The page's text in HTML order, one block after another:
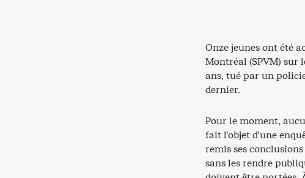
Onze jeunes ont été
Montréal (SPVM) sur
ans, tué par un
dernier.
Pour le moment,
fait l’objet d’une
remis ses
sans les rendre